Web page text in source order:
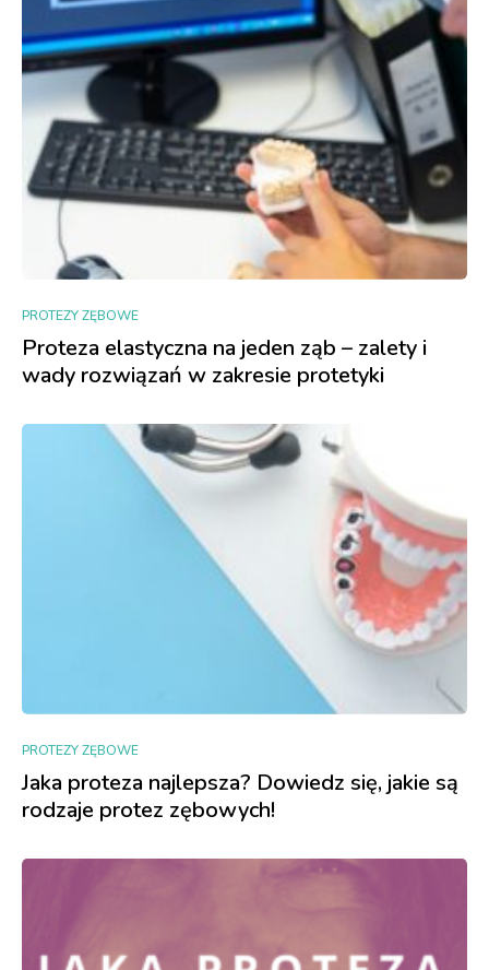
PROTEZY ZĘBOWE
Proteza elastyczna na jeden ząb – zalety i
wady rozwiązań w zakresie protetyki
PROTEZY ZĘBOWE
Jaka proteza najlepsza? Dowiedz się, jakie są
rodzaje protez zębowych!